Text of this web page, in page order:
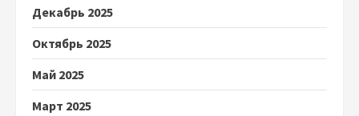
Декабрь 2025
Октябрь 2025
Май 2025
Март 2025